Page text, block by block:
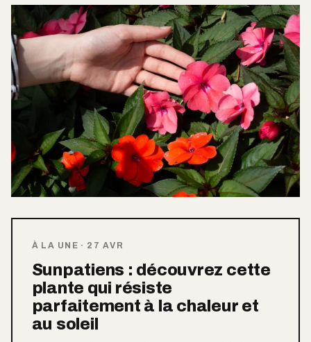
À LA UNE · 27 AVR
Sunpatiens : découvrez cette
plante qui résiste
parfaitement à la chaleur et
au soleil